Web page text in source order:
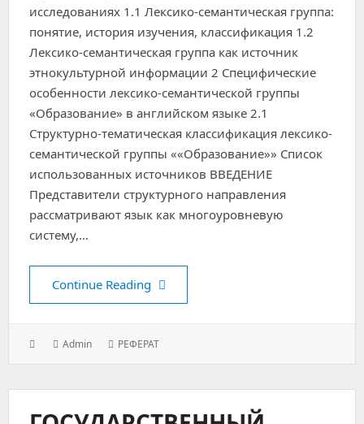
исследованиях 1.1 Лексико-семантическая группа:
понятие, история изучения, классификация 1.2
Лексико-семантическая группа как источник
этнокультурной информации 2 Специфические
особенности лексико-семантической группы
«Образование» в английском языке 2.1
Структурно-тематическая классификация лексико-
семантической группы ««Образование»» Список
использованных источников ВВЕДЕНИЕ
Представители структурного направления
рассматривают язык как многоуровневую
систему,…
Continue Reading Лексико-семантическая группа
PostedAuthor:
Admin Categories:
РЕФЕРАТ